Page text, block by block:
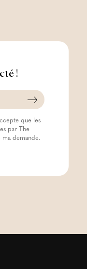
!
que les
par The
ma demande.